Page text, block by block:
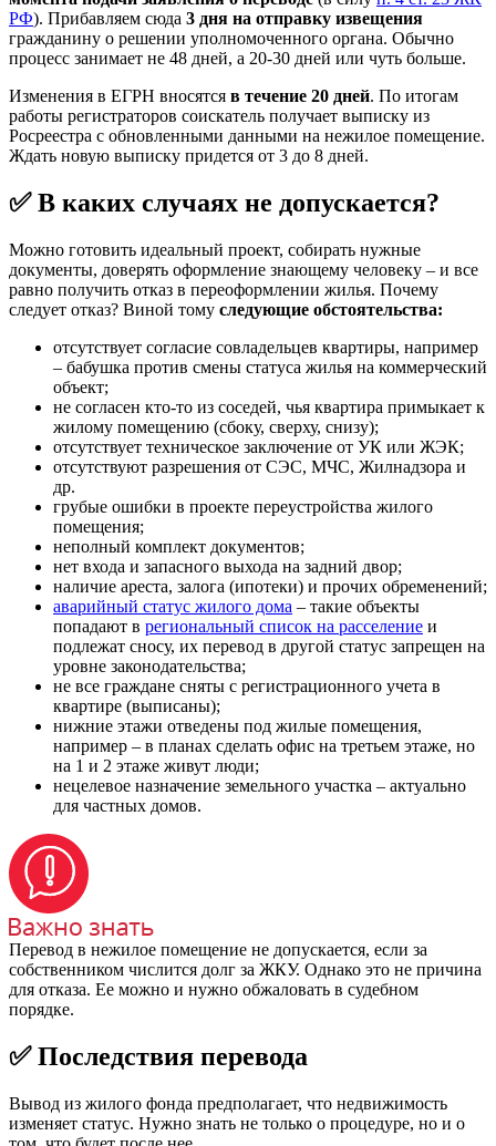
РФ). Прибавляем сюда 3 дня на отправку извещения
гражданину о решении уполномоченного органа. Обычно
процесс занимает не 48 дней, а 20-30 дней или чуть больше.
Изменения в ЕГРН вносятся в течение 20 дней. По итогам
работы регистраторов соискатель получает выписку из
Росреестра с обновленными данными на нежилое помещение.
Ждать новую выписку придется от 3 до 8 дней.
✅ В каких случаях не допускается?
Можно готовить идеальный проект, собирать нужные
документы, доверять оформление знающему человеку – и все
равно получить отказ в переоформлении жилья. Почему
следует отказ? Виной тому следующие обстоятельства:
отсутствует согласие совладельцев квартиры, например
– бабушка против смены статуса жилья на коммерческий
объект;
не согласен кто-то из соседей, чья квартира примыкает к
жилому помещению (сбоку, сверху, снизу);
отсутствует техническое заключение от УК или ЖЭК;
отсутствуют разрешения от СЭС, МЧС, Жилнадзора и
др.
грубые ошибки в проекте переустройства жилого
помещения;
неполный комплект документов;
нет входа и запасного выхода на задний двор;
наличие ареста, залога (ипотеки) и прочих обременений;
аварийный статус жилого дома – такие объекты
попадают в региональный список на расселение и
подлежат сносу, их перевод в другой статус запрещен на
уровне законодательства;
не все граждане сняты с регистрационного учета в
квартире (выписаны);
нижние этажи отведены под жилые помещения,
например – в планах сделать офис на третьем этаже, но
на 1 и 2 этаже живут люди;
нецелевое назначение земельного участка – актуально
для частных домов.
Перевод в нежилое помещение не допускается, если за
собственником числится долг за ЖКУ. Однако это не причина
для отказа. Ее можно и нужно обжаловать в судебном
порядке.
✅ Последствия перевода
Вывод из жилого фонда предполагает, что недвижимость
изменяет статус. Нужно знать не только о процедуре, но и о